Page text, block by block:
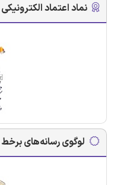
نماد اعتماد الکترونیکی
لوگوی رسانه‌های برخط